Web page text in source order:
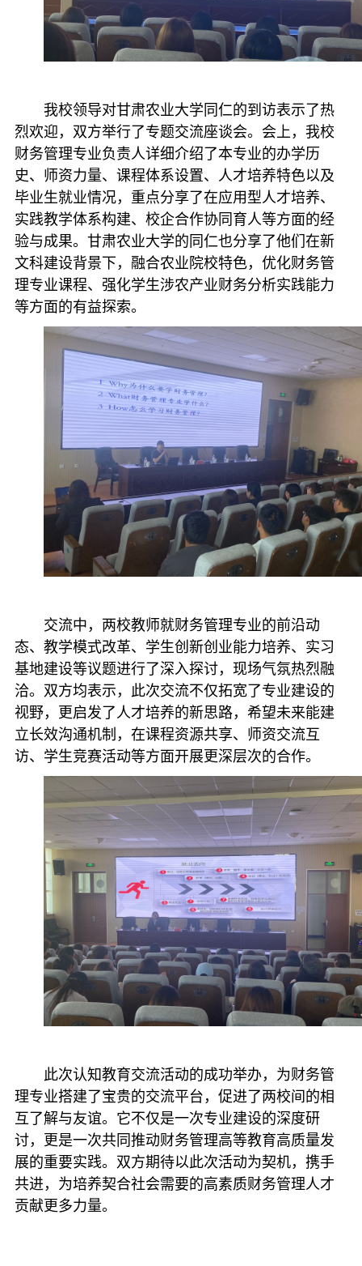
我校领导对甘肃农业大学同仁的到访表示了热
烈欢迎，双方举行了专题交流座谈会。会上，我校
财务管理专业负责人详细介绍了本专业的办学历
史、师资力量、课程体系设置、人才培养特色以及
毕业生就业情况，重点分享了在应用型人才培养、
实践教学体系构建、校企合作协同育人等方面的经
验与成果。甘肃农业大学的同仁也分享了他们在新
文科建设背景下，融合农业院校特色，优化财务管
理专业课程、强化学生涉农产业财务分析实践能力
等方面的有益探索。
交流中，两校教师就财务管理专业的前沿动
态、教学模式改革、学生创新创业能力培养、实习
基地建设等议题进行了深入探讨，现场气氛热烈融
洽。双方均表示，此次交流不仅拓宽了专业建设的
视野，更启发了人才培养的新思路，希望未来能建
立长效沟通机制，在课程资源共享、师资交流互
访、学生竞赛活动等方面开展更深层次的合作。
此次认知教育交流活动的成功举办，为财务管
理专业搭建了宝贵的交流平台，促进了两校间的相
互了解与友谊。它不仅是一次专业建设的深度研
讨，更是一次共同推动财务管理高等教育高质量发
展的重要实践。双方期待以此次活动为契机，携手
共进，为培养契合社会需要的高素质财务管理人才
贡献更多力量。